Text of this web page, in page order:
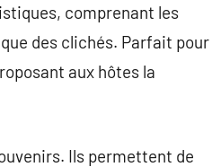
comprenant les
des clichés. Parfait pour
aux hôtes la
Ils permettent de